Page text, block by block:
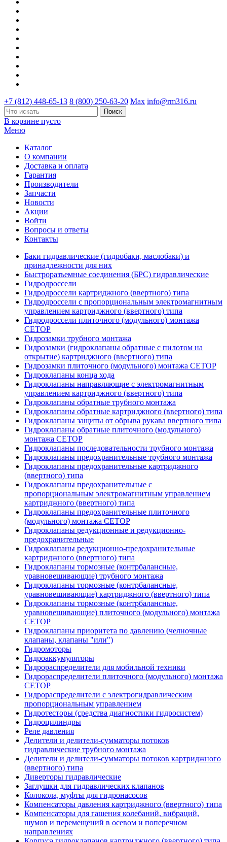
+7 (812) 448-65-13 8 (800) 250-63-20 Max info@rm316.ru
В корзине пусто
Меню
Каталог
О компании
Доставка и оплата
Гарантия
Производители
Запчасти
Новости
Акции
Войти
Вопросы и ответы
Контакты
Баки гидравлические (гидробаки, маслобаки) и
принадлежности для них
Быстроразъемные соединения (БРС) гидравлические
Гидродроссели
Гидродроссели картриджного (ввертного) типа
Гидродроссели с пропорциональным электромагнитным
управлением картриджного (ввертного) типа
Гидродроссели плиточного (модульного) монтажа
CETOP
Гидрозамки трубного монтажа
Гидрозамки (гидроклапаны обратные с пилотом на
открытие) картриджного (ввертного) типа
Гидрозамки плиточного (модульного) монтажа CETOP
Гидроклапаны конца хода
Гидроклапаны направляющие с электромагнитным
управлением картриджного (ввертного) типа
Гидроклапаны обратные трубного монтажа
Гидроклапаны обратные картриджного (ввертного) типа
Гидроклапаны защиты от обрыва рукава ввертного типа
Гидроклапаны обратные плиточного (модульного)
монтажа CETOP
Гидроклапаны последовательности трубного монтажа
Гидроклапаны предохранительные трубного монтажа
Гидроклапаны предохранительные картриджного
(ввертного) типа
Гидроклапаны предохранительные с
пропорциональным электромагнитным управлением
картриджного (ввертного) типа
Гидроклапаны предохранительные плиточного
(модульного) монтажа CETOP
Гидроклапаны редукционные и редукционно-
предохранительные
Гидроклапаны редукционно-предохранительные
картриджного (ввертного) типа
Гидроклапаны тормозные (контрбалансные,
уравновешивающие) трубного монтажа
Гидроклапаны тормозные (контрбалансные,
уравновешивающие) картриджного (ввертного) типа
Гидроклапаны тормозные (контрбалансные,
уравновешивающие) плиточного (модульного) монтажа
CETOP
Гидроклапаны приоритета по давлению (челночные
клапаны, клапаны "или")
Гидромоторы
Гидроаккумуляторы
Гидрораспределители для мобильной техники
Гидрораспределители плиточного (модульного) монтажа
СЕТОР
Гидрораспределители с электрогидравлическим
пропорциональным управлением
Гидротесторы (средства диагностики гидросистем)
Гидроцилиндры
Реле давления
Делители и делители-сумматоры потоков
гидравлические трубного монтажа
Делители и делители-сумматоры потоков картриджного
(ввертного) типа
Диверторы гидравлические
Заглушки для гидравлических клапанов
Колокола, муфты для гидронасосов
Компенсаторы давления картриджного (ввертного) типа
Компенсаторы для гашения колебаний, вибраций,
шумов и перемещений в осевом и поперечном
направлениях